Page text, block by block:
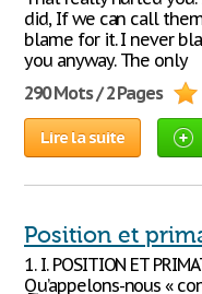
did, If we can call
blame for it. I never
you anyway. The only
290 Mots / 2 Pages
Lire la suite
Position et
1. I. POSITION ET
Qu’appelons-nous «